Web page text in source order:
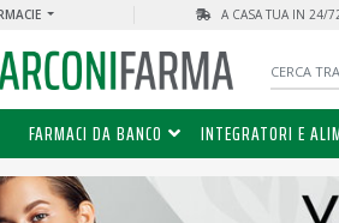
A CASA TUA IN 24/
FARMACI DA BANCO INTEGRATORI E